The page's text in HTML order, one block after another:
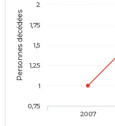
Personnes décédées
2007
0,75
1
1,25
1,5
1,75
2